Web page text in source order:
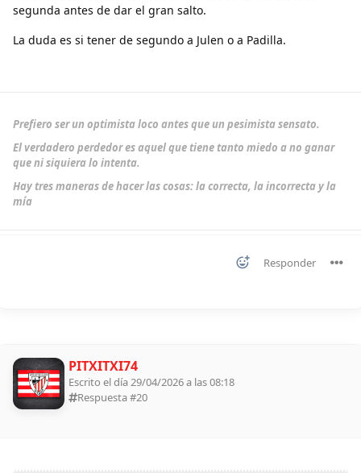
segunda antes de dar el gran salto.
La duda es si tener de segundo a Julen o a Padilla.
Prefiero ser un optimista loco antes que un pesimista sensato.
El verdadero perdedor es aquel que tiene tanto miedo a no ganar
que ni siquiera lo intenta.
Hay tres maneras de hacer las cosas: la correcta, la incorrecta y la
mía
Responder
PITXITXI74
Escrito el día 29/04/2026 a las 08:18
Respuesta #20